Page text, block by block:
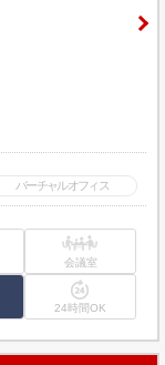
バーチャルオフィス
会議室
24時間OK